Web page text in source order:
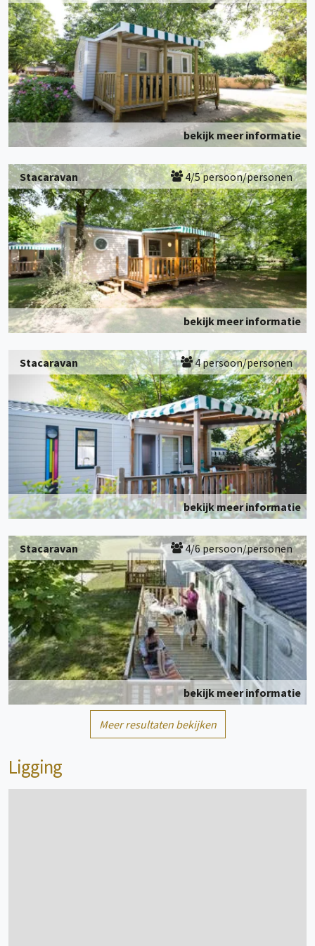
bekijk meer informatie
Stacaravan 4/5 persoon/personen
bekijk meer informatie
Stacaravan 4 persoon/personen
bekijk meer informatie
Stacaravan 4/6 persoon/personen
bekijk meer informatie
4 persoon/personen
Meer resultaten bekijken
Ligging